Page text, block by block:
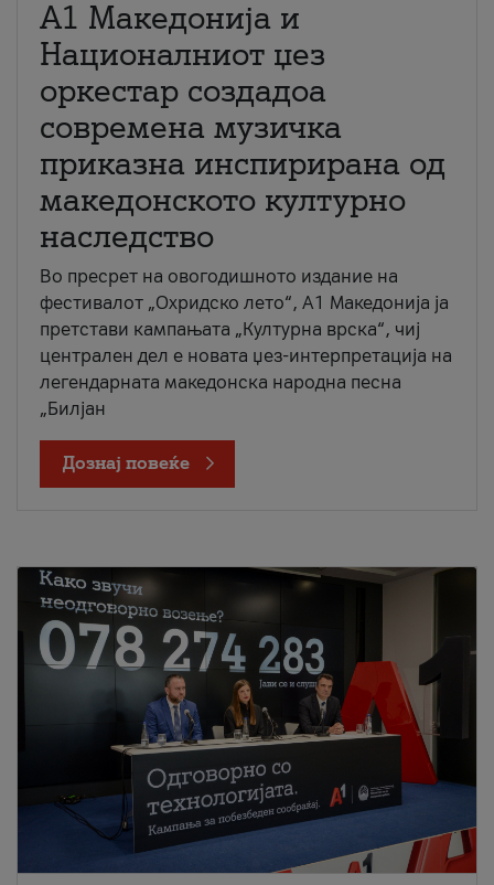
А1 Македонија и
Националниот џез
оркестар создадоа
современа музичка
приказна инспирирана од
македонското културно
наследство
Во пресрет на овогодишното издание на
фестивалот „Охридско лето“, А1 Македонија ја
претстави кампањата „Културна врска“, чиј
централен дел е новата џез-интерпретација на
легендарната македонска народна песна
„Билјан
Дознај повеќе